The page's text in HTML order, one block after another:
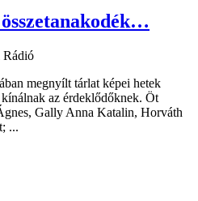
megnyílt tárlat képei hetek
az érdeklődőknek. Öt
Gally Anna Katalin, Horváth
...